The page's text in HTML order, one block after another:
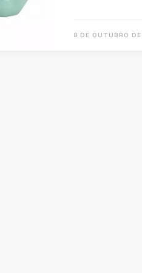
8 DE OUTUBRO